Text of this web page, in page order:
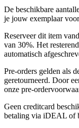
De beschikbare
je jouw exemplaar
Reserveer dit item
van 30%. Het
automatisch
Pre-orders gelden als
geretourneerd. Door
onze pre-
Geen creditcard
betaling via iDEAL of